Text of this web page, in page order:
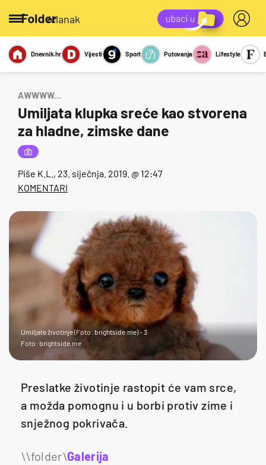
/članak
Miks Kviz
Report
Sexy
Dnevnik.hr Vijesti Sport Putovanja Lifestyle
AWWWW...
Umiljata klupka sreće kao stvorena
za hladne, zimske dane
Piše K.L. , 23. siječnja. 2019. @ 12:47
KOMENTARI
Umiljate životinje (Foto: brightside.me) - 3
Foto: brightside.me
Preslatke životinje rastopit će vam srce,
a možda pomognu i u borbi protiv zime i
snježnog pokrivača.
Galerija